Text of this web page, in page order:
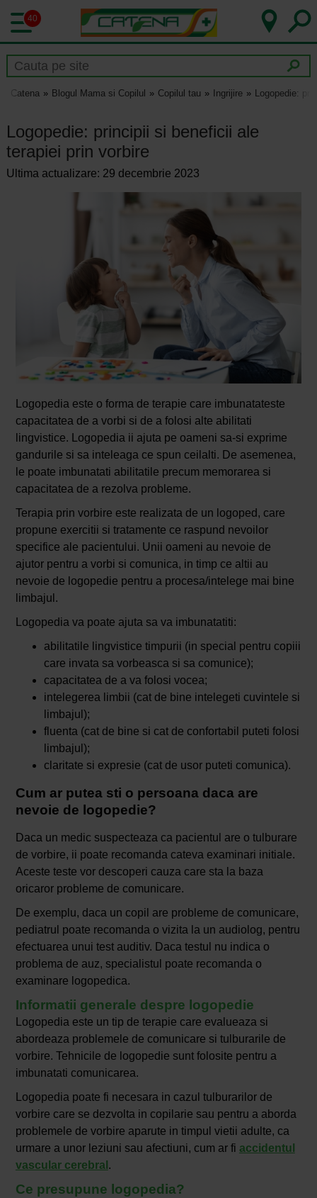
40
Catena Blogul Mama si Copilul Copilul tau Ingrijire Logopedie:
Logopedie: principii si beneficii ale
terapiei prin vorbire
Ultima actualizare: 29 decembrie 2023
Logopedia este o forma de terapie care imbunatateste
capacitatea de a vorbi si de a folosi alte abilitati
lingvistice. Logopedia ii ajuta pe oameni sa-si exprime
gandurile si sa inteleaga ce spun ceilalti. De asemenea,
le poate imbunatati abilitatile precum memorarea si
capacitatea de a rezolva probleme.
Terapia prin vorbire este realizata de un logoped, care
propune exercitii si tratamente ce raspund nevoilor
specifice ale pacientului. Unii oameni au nevoie de
ajutor pentru a vorbi si comunica, in timp ce altii au
nevoie de logopedie pentru a procesa/intelege mai bine
limbajul.
Logopedia va poate ajuta sa va imbunatatiti:
abilitatile lingvistice timpurii (in special pentru copiii
care invata sa vorbeasca si sa comunice);
capacitatea de a va folosi vocea;
intelegerea limbii (cat de bine intelegeti cuvintele si
limbajul);
fluenta (cat de bine si cat de confortabil puteti folosi
limbajul);
claritate si expresie (cat de usor puteti comunica).
Cum ar putea sti o persoana daca are
nevoie de logopedie?
Daca un medic suspecteaza ca pacientul are o tulburare
de vorbire, ii poate recomanda cateva examinari initiale.
Aceste teste vor descoperi cauza care sta la baza
oricaror probleme de comunicare.
De exemplu, daca un copil are probleme de comunicare,
pediatrul poate recomanda o vizita la un audiolog, pentru
efectuarea unui test auditiv. Daca testul nu indica o
problema de auz, specialistul poate recomanda o
examinare logopedica.
Informatii generale despre logopedie
Logopedia este un tip de terapie care evalueaza si
abordeaza problemele de comunicare si tulburarile de
vorbire. Tehnicile de logopedie sunt folosite pentru a
imbunatati comunicarea.
Logopedia poate fi necesara in cazul tulburarilor de
vorbire care se dezvolta in copilarie sau pentru a aborda
problemele de vorbire aparute in timpul vietii adulte, ca
urmare a unor leziuni sau afectiuni, cum ar fi accidentul
vascular cerebral .
Ce presupune logopedia?